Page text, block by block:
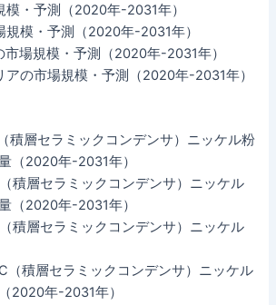
・予測（2020年-2031年）
模・予測（2020年-2031年）
場規模・予測（2020年-2031年）
の市場規模・予測（2020年-2031年）
積層セラミックコンデンサ）ニッケル粉
（2020年-2031年）
積層セラミックコンデンサ）ニッケル
（2020年-2031年）
積層セラミックコンデンサ）ニッケル
（積層セラミックコンデンサ）ニッケル
2020年-2031年）